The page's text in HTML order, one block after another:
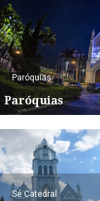
Paróquias
Paróquias
Sé Catedral